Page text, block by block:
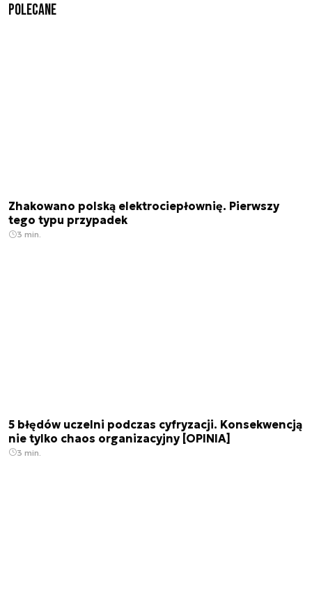
Polecane
Zhakowano polską elektrociepłownię. Pierwszy
tego typu przypadek
3 min.
5 błędów uczelni podczas cyfryzacji. Konsekwencją
nie tylko chaos organizacyjny [OPINIA]
3 min.